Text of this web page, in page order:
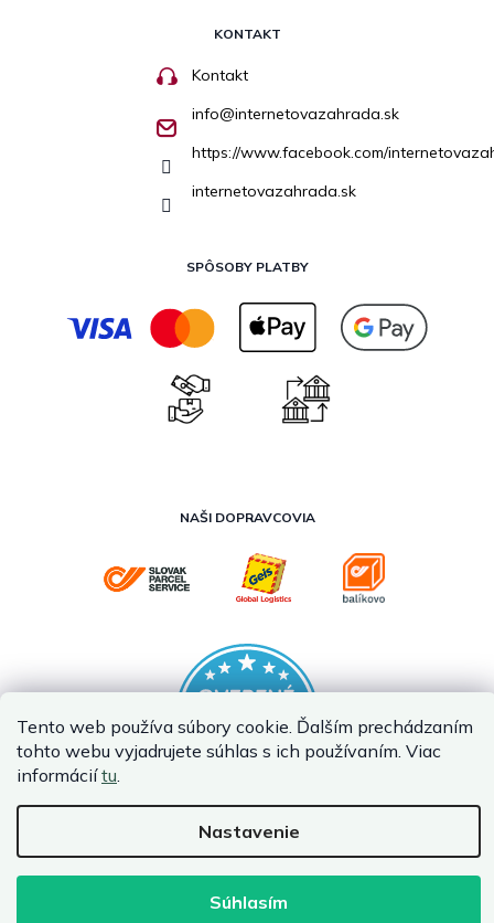
Tento web používa súbory cookie. Ďalším prechádzaním
tohto webu vyjadrujete súhlas s ich používaním. Viac
informáciítu.
Nastavenie
Súhlasím
KONTAKT
Kontakt
info@internetovazahrada.sk
https://www.facebook.com/
internetovazahrada.sk
SPÔSOBY PLATBY
NAŠI DOPRAVCOVIA
Vytvoril Shoptet Premium